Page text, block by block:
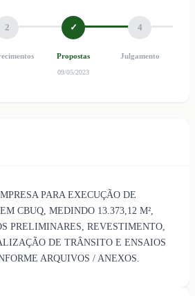
2 ✓
Propostas
09/05/2023
4
Julgamento
PARA EXECUÇÃO DE
CBUQ, MEDINDO 13.373,12 M²,
PRELIMINARES, REVESTIMENTO,
DE TRÂNSITO E ENSAIOS
ARQUIVOS / ANEXOS.